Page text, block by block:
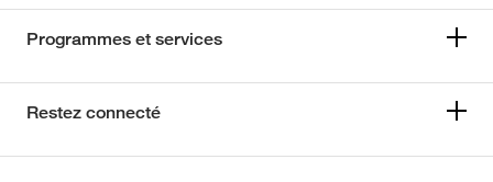
Programmes et services
Restez connecté